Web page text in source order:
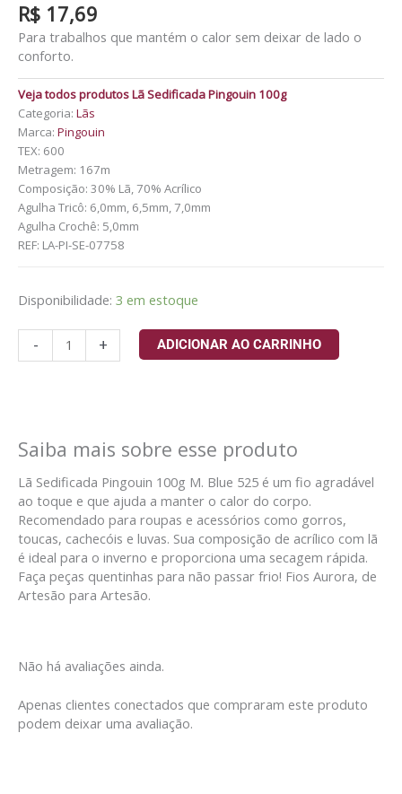
R$ 17,69
Para trabalhos que mantém o calor sem deixar de lado o
conforto.
Veja todos produtos Lã Sedificada Pingouin 100g
Categoria: Lãs
Marca: Pingouin
TEX: 600
Metragem: 167m
Composição: 30% Lã, 70% Acrílico
Agulha Tricô: 6,0mm, 6,5mm, 7,0mm
Agulha Crochê: 5,0mm
REF: LA-PI-SE-07758
Disponibilidade: 3 em estoque
- + ADICIONAR AO CARRINHO
Saiba mais sobre esse produto
Lã Sedificada Pingouin 100g M. Blue 525 é um fio agradável
ao toque e que ajuda a manter o calor do corpo.
Recomendado para roupas e acessórios como gorros,
toucas, cachecóis e luvas. Sua composição de acrílico com lã
é ideal para o inverno e proporciona uma secagem rápida.
Faça peças quentinhas para não passar frio! Fios Aurora, de
Artesão para Artesão.
Não há avaliações ainda.
Apenas clientes conectados que compraram este produto
podem deixar uma avaliação.